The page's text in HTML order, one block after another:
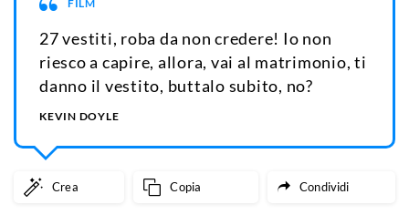
FILM
27 vestiti, roba da non credere! Io non
riesco a capire, allora, vai al matrimonio, ti
danno il vestito, buttalo subito, no?
KEVIN DOYLE
Crea Copia Condividi